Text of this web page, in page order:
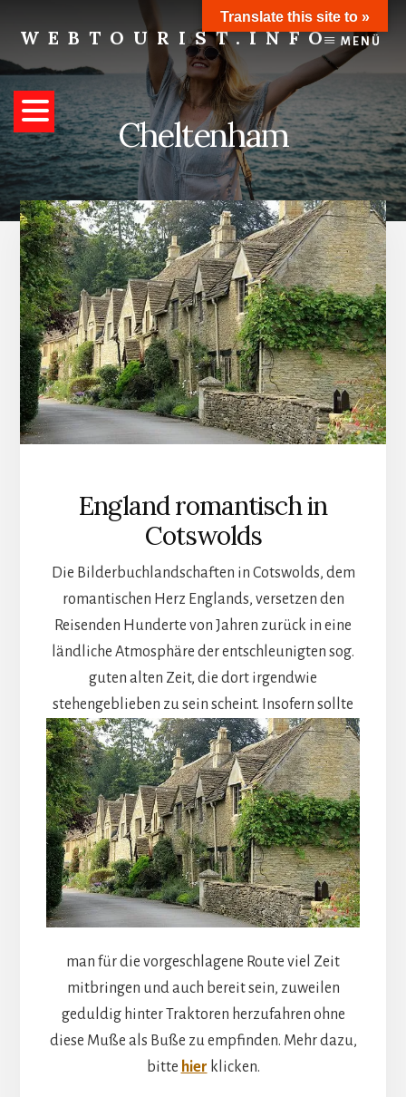
content
WEBTOURIST.INFO
Reisen
MENÜ
Cheltenham
England romantisch in
Cotswolds
Die Bilderbuchlandschaften in Cotswolds, dem
romantischen Herz Englands, versetzen den
Reisenden Hunderte von Jahren zurück in eine
ländliche Atmosphäre der entschleunigten sog.
guten alten Zeit, die dort irgendwie
stehengeblieben zu sein scheint. Insofern sollte
man für die vorgeschlagene Route viel Zeit
mitbringen und auch bereit sein, zuweilen
geduldig hinter Traktoren herzufahren ohne
diese Muße als Buße zu empfinden. Mehr dazu,
bitte hier klicken.
Translate this site to »